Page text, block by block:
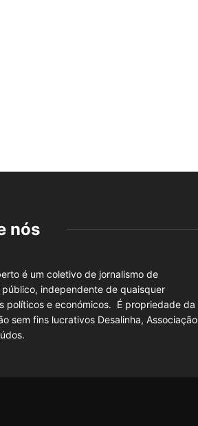
nós
é um coletivo de jornalismo de
público, independente de quaisquer
políticos e económicos. É propriedade da
sem fins lucrativos Desalinha, Associação